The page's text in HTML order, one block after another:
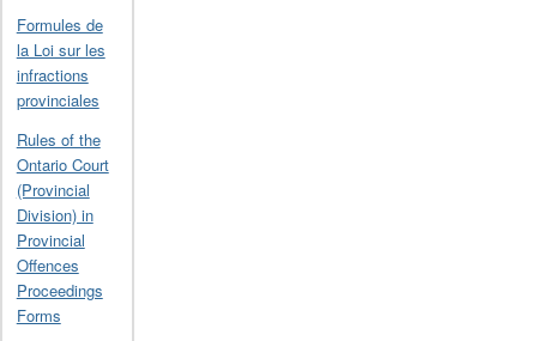
Formules de
la Loi sur les
infractions
provinciales
Rules of the
Ontario Court
(Provincial
Division) in
Provincial
Offences
Proceedings
Forms